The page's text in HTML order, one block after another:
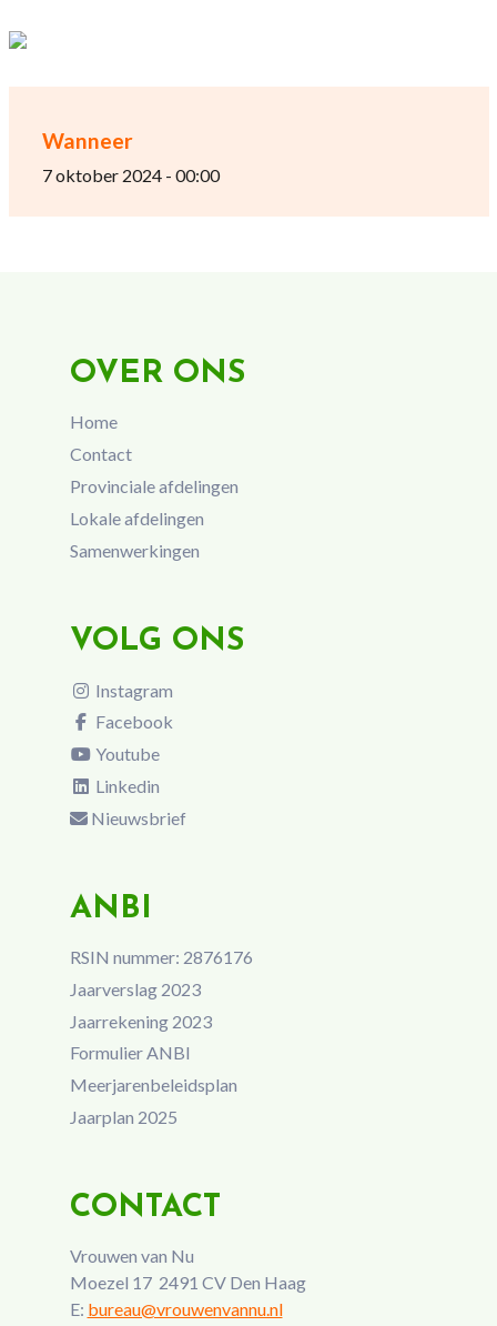
Wanneer
7 oktober 2024 - 00:00
OVER ONS
Home
Contact
Provinciale afdelingen
Lokale afdelingen
Samenwerkingen
VOLG ONS
Instagram
Facebook
Youtube
Linkedin
Nieuwsbrief
ANBI
RSIN nummer: 2876176
Jaarverslag 2023
Jaarrekening 2023
Formulier ANBI
Meerjarenbeleidsplan
Jaarplan 2025
CONTACT
Vrouwen van Nu
Moezel 17 2491 CV Den Haag
E: bureau@vrouwenvannu.nl